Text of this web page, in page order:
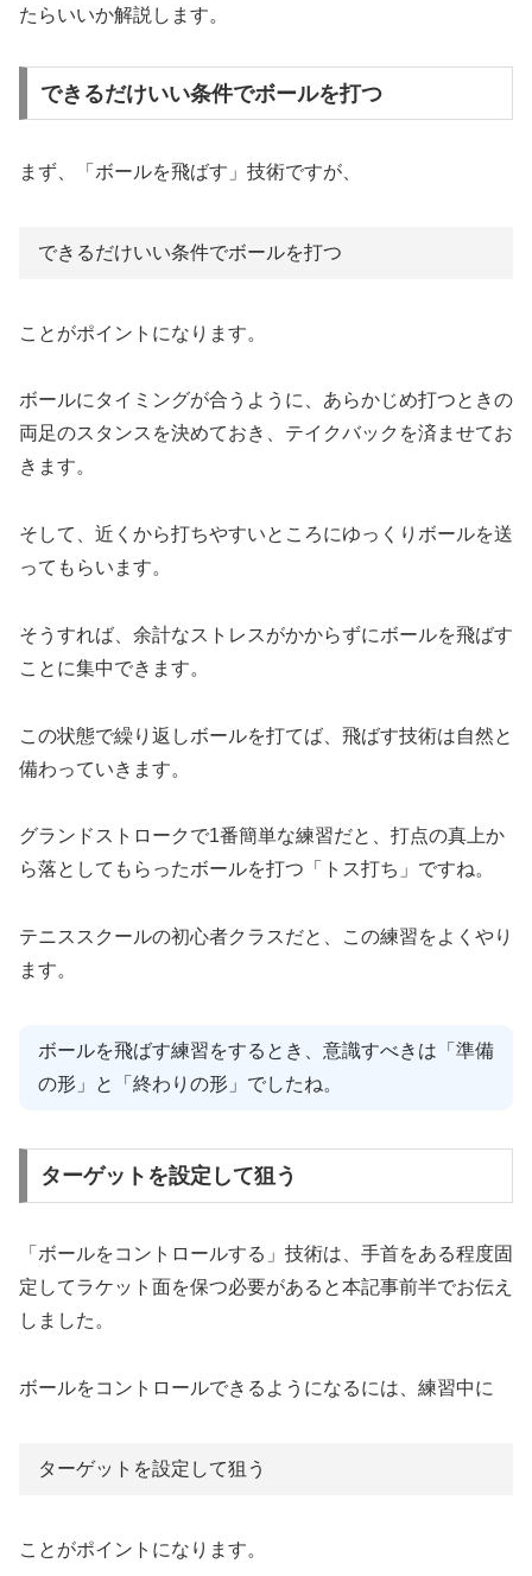
たらいいか解説します。
できるだけいい条件でボールを打つ
まず、「ボールを飛ばす」技術ですが、
できるだけいい条件でボールを打つ
ことがポイントになります。
ボールにタイミングが合うように、あらかじめ打つときの
両足のスタンスを決めておき、テイクバックを済ませてお
きます。
そして、近くから打ちやすいところにゆっくりボールを送
ってもらいます。
そうすれば、余計なストレスがかからずにボールを飛ばす
ことに集中できます。
この状態で繰り返しボールを打てば、飛ばす技術は自然と
備わっていきます。
グランドストロークで1番簡単な練習だと、打点の真上か
ら落としてもらったボールを打つ「トス打ち」ですね。
テニススクールの初心者クラスだと、この練習をよくやり
ます。
ボールを飛ばす練習をするとき、意識すべきは「準備
の形」と「終わりの形」でしたね。
ターゲットを設定して狙う
「ボールをコントロールする」技術は、手首をある程度固
定してラケット面を保つ必要があると本記事前半でお伝え
しました。
ボールをコントロールできるようになるには、練習中に
ターゲットを設定して狙う
ことがポイントになります。